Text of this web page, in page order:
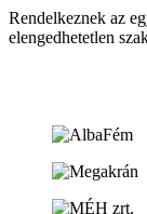
Rendelkeznek az
elengedhetetlen